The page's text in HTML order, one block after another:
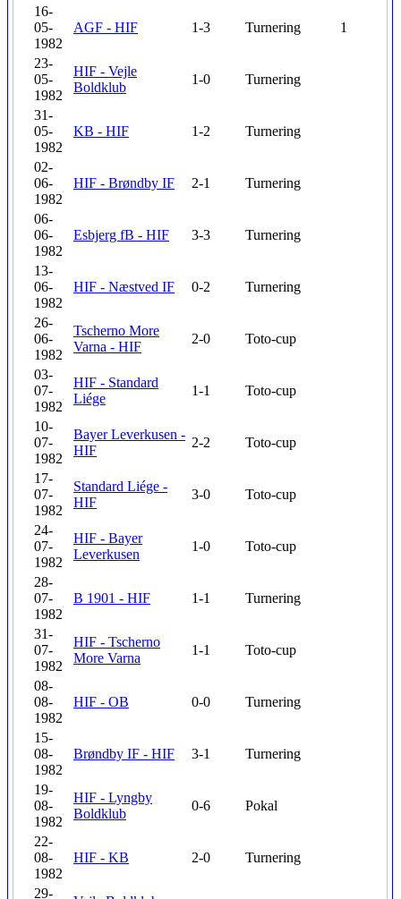
16-
05-
1982
AGF - HIF 1-3 Turnering 1
23-
05-
1982
HIF - Vejle
Boldklub
1-0 Turnering
31-
05-
1982
KB - HIF 1-2 Turnering
02-
06-
1982
HIF - Brøndby IF 2-1 Turnering
06-
06-
1982
Esbjerg fB - HIF 3-3 Turnering
13-
06-
1982
HIF - Næstved IF 0-2 Turnering
26-
06-
1982
Tscherno More
Varna - HIF
2-0 Toto-cup
03-
07-
1982
HIF - Standard
Liége
1-1 Toto-cup
10-
07-
1982
Bayer Leverkusen -
HIF
2-2 Toto-cup
17-
07-
1982
Standard Liége -
HIF
3-0 Toto-cup
24-
07-
1982
HIF - Bayer
Leverkusen
1-0 Toto-cup
28-
07-
1982
B 1901 - HIF 1-1 Turnering
31-
07-
1982
HIF - Tscherno
More Varna
1-1 Toto-cup
08-
08-
1982
HIF - OB 0-0 Turnering
15-
08-
1982
Brøndby IF - HIF 3-1 Turnering
19-
08-
1982
HIF - Lyngby
Boldklub
0-6 Pokal
22-
08-
1982
HIF - KB 2-0 Turnering
29-